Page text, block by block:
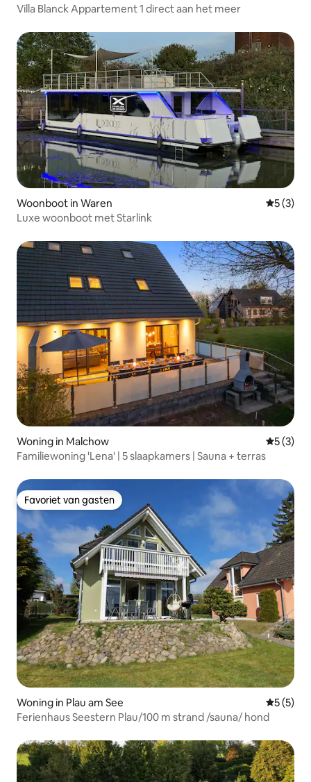
Villa Blanck Appartement 1 direct aan het meer
Woonboot in Waren
5 (3)
Luxe woonboot met Starlink
Woning in Malchow
5 (3)
Familiewoning 'Lena' | 5 slaapkamers | Sauna + terras
Favoriet van gasten
Favoriet van gasten
Woning in Plau am See
5 (5)
Ferienhaus Seestern Plau/100 m strand /sauna/ hond